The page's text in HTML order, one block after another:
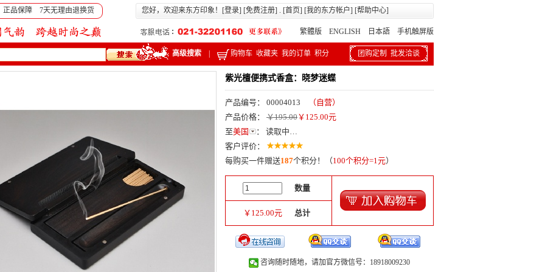
品保障 7天无理由退换货 您好，欢迎来东方印象！[登录] [免费注册] . [首页] [我的东方帐户] [帮助中心]
繁體版 ENGLISH 日本語 手机触屏版
高级搜索 购物车 收藏夹 我的订单 积分 团购定制 批发洽谈
紫光檀便携式香盒：晓梦迷蝶
产品编号： 00004013
（自营）
产品价格： ￥195.00￥ 125.00元
至美国 ： 读取中…
客户评价：
每购买一件赠送187个积分！（100个积分=1元）
数量
￥ 125.00元 总计
咨询随时随地，请加官方微信号：18918009230